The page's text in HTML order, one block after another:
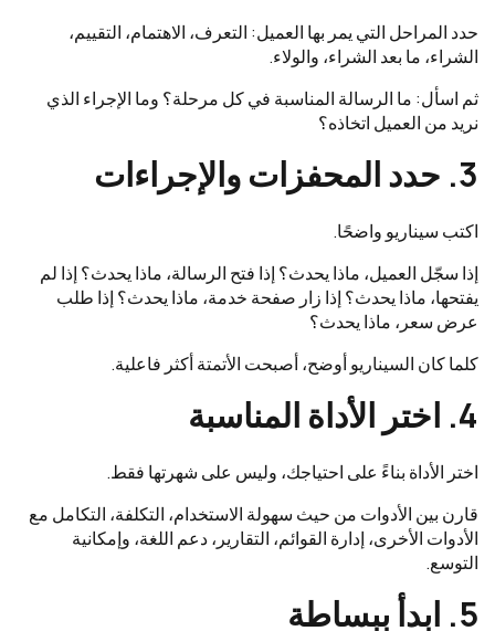
حدد المراحل التي يمر بها العميل: التعرف، الاهتمام، التقييم،
الشراء، ما بعد الشراء، والولاء.
ثم اسأل: ما الرسالة المناسبة في كل مرحلة؟ وما الإجراء الذي
نريد من العميل اتخاذه؟
3. حدد المحفزات والإجراءات
اكتب سيناريو واضحًا.
إذا سجّل العميل، ماذا يحدث؟ إذا فتح الرسالة، ماذا يحدث؟ إذا لم
يفتحها، ماذا يحدث؟ إذا زار صفحة خدمة، ماذا يحدث؟ إذا طلب
عرض سعر، ماذا يحدث؟
كلما كان السيناريو أوضح، أصبحت الأتمتة أكثر فاعلية.
4. اختر الأداة المناسبة
اختر الأداة بناءً على احتياجك، وليس على شهرتها فقط.
قارن بين الأدوات من حيث سهولة الاستخدام، التكلفة، التكامل مع
الأدوات الأخرى، إدارة القوائم، التقارير، دعم اللغة، وإمكانية
التوسع.
5. ابدأ ببساطة